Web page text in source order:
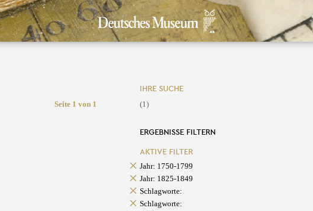
Seite 1 von 1
IHRE SUCHE
(1)
ERGEBNISSE FILTERN
AKTIVE FILTER
Jahr: 1750-1799
Jahr: 1825-1849
Schlagworte:
Schlagworte: